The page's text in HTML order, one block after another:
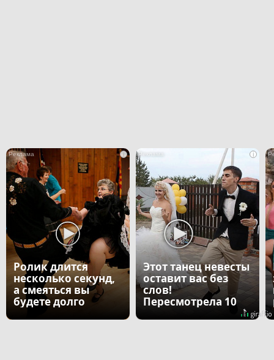
i
Ролик длится
несколько секунд,
а смеяться вы
будете долго
i
Этот танец невесты
оставит вас без
слов!
Пересмотрела 10